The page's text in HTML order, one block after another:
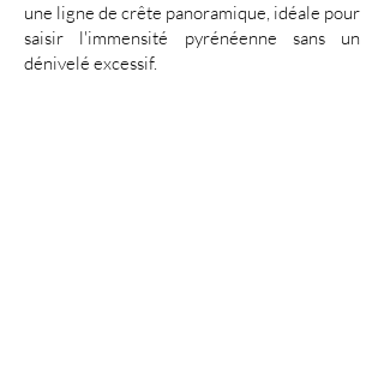
une ligne de crête panoramique, idéale pour
saisir l'immensité pyrénéenne sans un
dénivelé excessif.